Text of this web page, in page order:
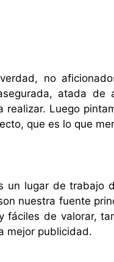
no
atada de
realizar. Luego
que es lo que
un lugar de trabajo
nuestra fuente
fáciles de valorar,
mejor publicidad.